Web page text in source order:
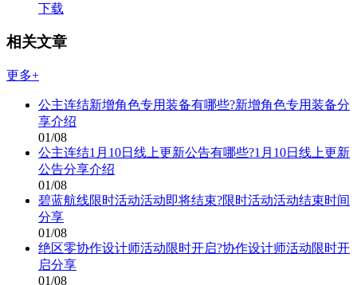
下载
相关文章
更多+
公主连结新增角色专用装备有哪些?新增角色专用装备分
享介绍
01/08
公主连结1月10日线上更新公告有哪些?1月10日线上更新
公告分享介绍
01/08
碧蓝航线限时活动活动即将结束?限时活动活动结束时间
分享
01/08
绝区零协作设计师活动限时开启?协作设计师活动限时开
启分享
01/08